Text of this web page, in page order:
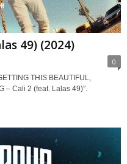
49) (2024)
0
THIS BEAUTIFUL,
– Cali 2 (feat. Lalas 49)”.